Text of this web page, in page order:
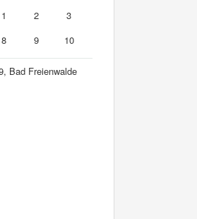
1 2
3
8 9 10
Bad Freienwalde